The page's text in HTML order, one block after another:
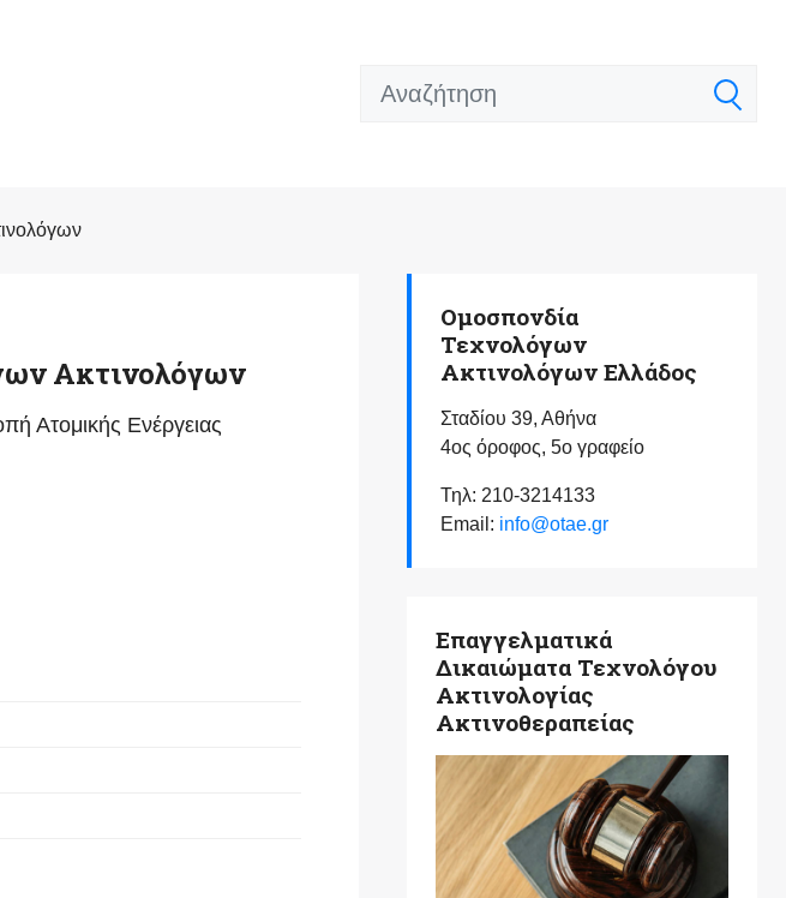
Ακτινολόγων
Ατομικής Ενέργειας
Ομοσπονδία
Τεχνολόγων
Ακτινολόγων Ελλάδος
Σταδίου 39, Αθήνα
4ος όροφος, 5ο γραφείο
Τηλ: 210-3214133
Email: info@otae.gr
Επαγγελματικά
Δικαιώματα Τεχνολόγου
Ακτινολογίας
Ακτινοθεραπείας